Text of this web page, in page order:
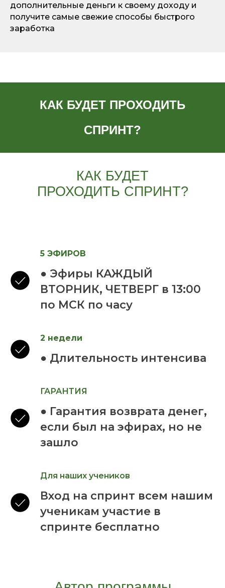
дополнительные деньги к своему доходу и
получите самые свежие способы быстрого
заработка
КАК БУДЕТ ПРОХОДИТЬ
СПРИНТ?
КАК БУДЕТ
ПРОХОДИТЬ СПРИНТ?
5 ЭФИРОВ
● Эфиры КАЖДЫЙ
ВТОРНИК, ЧЕТВЕРГ в 13:00
по МСК по часу
2 недели
● Длительность интенсива
ГАРАНТИЯ
● Гарантия возврата денег,
если был на эфирах, но не
зашло
Для наших учеников
Вход на спринт всем нашим
ученикам участие в
спринте бесплатно